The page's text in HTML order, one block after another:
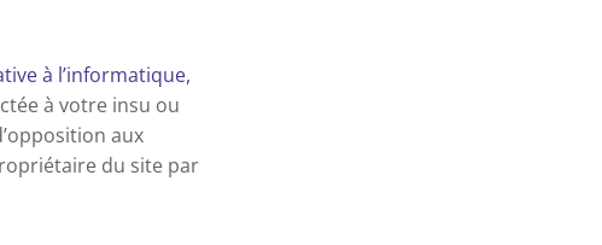
à l’informatique,
à votre insu ou
aux
du site par